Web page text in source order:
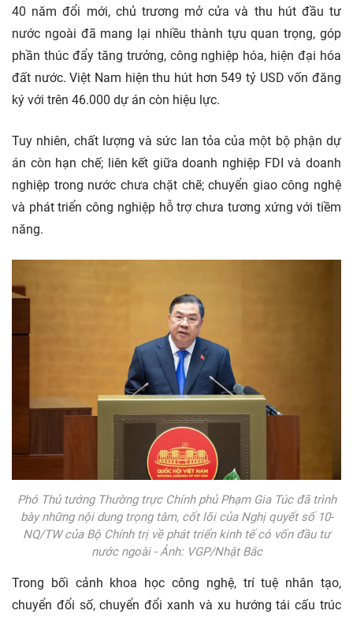
40 năm đổi mới, chủ trương mở cửa và thu hút đầu tư
nước ngoài đã mang lại nhiều thành tựu quan trọng, góp
phần thúc đẩy tăng trưởng, công nghiệp hóa, hiện đại hóa
đất nước. Việt Nam hiện thu hút hơn 549 tỷ USD vốn đăng
ký với trên 46.000 dự án còn hiệu lực.
Tuy nhiên, chất lượng và sức lan tỏa của một bộ phận dự
án còn hạn chế; liên kết giữa doanh nghiệp FDI và doanh
nghiệp trong nước chưa chặt chẽ; chuyển giao công nghệ
và phát triển công nghiệp hỗ trợ chưa tương xứng với tiềm
năng.
Phó Thủ tướng Thường trực Chính phủ Phạm Gia Túc đã trình
bày những nội dung trọng tâm, cốt lõi của Nghị quyết số 10-
NQ/TW của Bộ Chính trị về phát triển kinh tế có vốn đầu tư
nước ngoài - Ảnh: VGP/Nhật Bắc
Trong bối cảnh khoa học công nghệ, trí tuệ nhân tạo,
chuyển đổi số, chuyển đổi xanh và xu hướng tái cấu trúc